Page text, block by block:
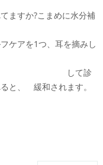
ますか?こまめに水分補
ケアを1つ、耳を摘みし
診
と、 緩和されます。